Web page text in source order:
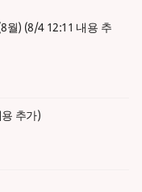
월) (8/4 12:11 내용 추
추가)